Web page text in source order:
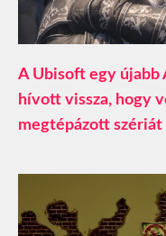
A Ubisoft egy újabb
hívott vissza, hogy
megtépázott szériát